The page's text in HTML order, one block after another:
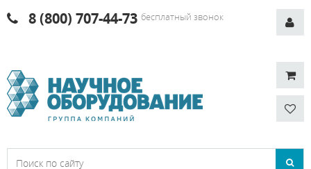
8 (800) 707-44-73 бесплатный звонок